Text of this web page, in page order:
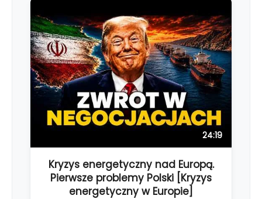
24:19
Kryzys energetyczny nad Europą.
Pierwsze problemy Polski [Kryzys
energetyczny w Europie]